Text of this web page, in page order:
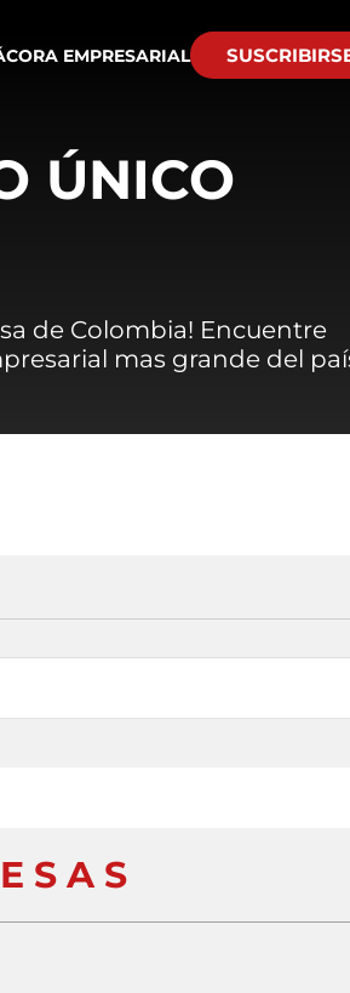
EMPRESARIAL
ÚNICO
de Colombia! Encuentre
mas grande del
S A S